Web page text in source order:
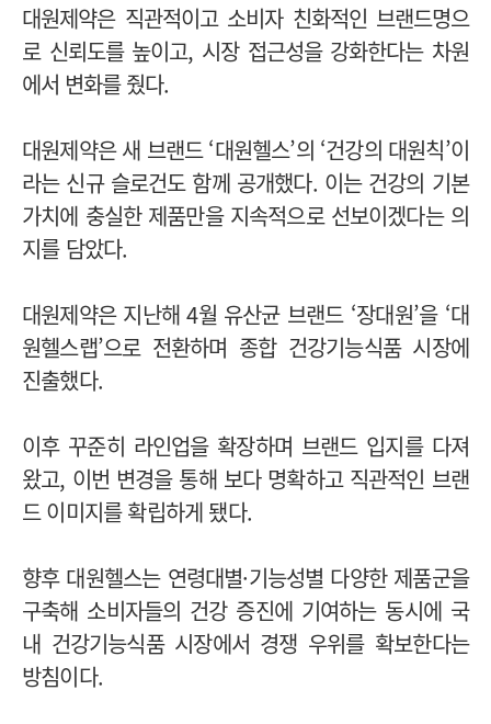
대원제약은 직관적이고 소비자 친화적인 브랜드명으
로 신뢰도를 높이고, 시장 접근성을 강화한다는 차원
에서 변화를 줬다.
대원제약은 새 브랜드 ‘대원헬스’의 ‘건강의 대원칙’이
라는 신규 슬로건도 함께 공개했다. 이는 건강의 기본
가치에 충실한 제품만을 지속적으로 선보이겠다는 의
지를 담았다.
대원제약은 지난해 4월 유산균 브랜드 ‘장대원’을 ‘대
원헬스랩’으로 전환하며 종합 건강기능식품 시장에
진출했다.
이후 꾸준히 라인업을 확장하며 브랜드 입지를 다져
왔고, 이번 변경을 통해 보다 명확하고 직관적인 브랜
드 이미지를 확립하게 됐다.
향후 대원헬스는 연령대별·기능성별 다양한 제품군을
구축해 소비자들의 건강 증진에 기여하는 동시에 국
내 건강기능식품 시장에서 경쟁 우위를 확보한다는
방침이다.